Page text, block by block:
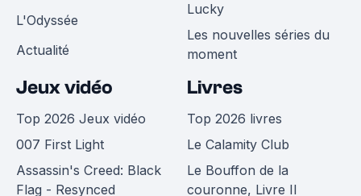
L'Odyssée
Actualité
Lucky
Les nouvelles séries du
moment
Jeux vidéo
Top 2026 Jeux vidéo
007 First Light
Assassin's Creed: Black
Flag - Resynced
Livres
Top 2026 livres
Le Calamity Club
Le Bouffon de la
couronne, Livre II